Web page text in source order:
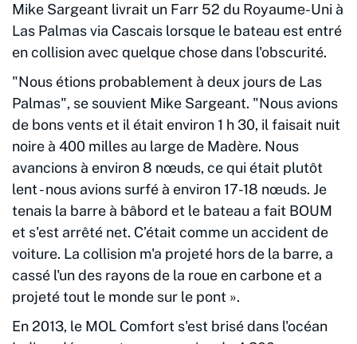
Mike Sargeant livrait un Farr 52 du Royaume-Uni à
Las Palmas via Cascais lorsque le bateau est entré
en collision avec quelque chose dans l'obscurité.
"Nous étions probablement à deux jours de Las
Palmas", se souvient Mike Sargeant. "Nous avions
de bons vents et il était environ 1 h 30, il faisait nuit
noire à 400 milles au large de Madère. Nous
avancions à environ 8 nœuds, ce qui était plutôt
lent - nous avions surfé à environ 17-18 nœuds. Je
tenais la barre à bâbord et le bateau a fait BOUM
et s'est arrêté net. C’était comme un accident de
voiture. La collision m'a projeté hors de la barre, a
cassé l'un des rayons de la roue en carbone et a
projeté tout le monde sur le pont ».
En 2013, le MOL Comfort s'est brisé dans l'océan